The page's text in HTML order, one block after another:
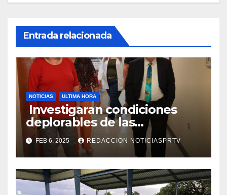
Entrada relacionada
NOTICIAS ULTIMA HORA
Investigaran condiciones
deplorables de las
facilidades el Departamento
de la Salud en Mayagüez
FEB 6, 2025 REDACCION NOTICIASPRTV